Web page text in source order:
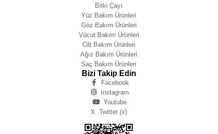
Bitki Çayı
Yüz Bakım Ürünleri
Göz Bakım Ürünleri
Vücut Bakım Ürünleri
Cilt Bakım Ürünleri
Ağız Bakım Ürünleri
Saç Bakım Ürünleri
Bizi Takip Edin
Facebook
Instagram
Youtube
X
Twitter (x)